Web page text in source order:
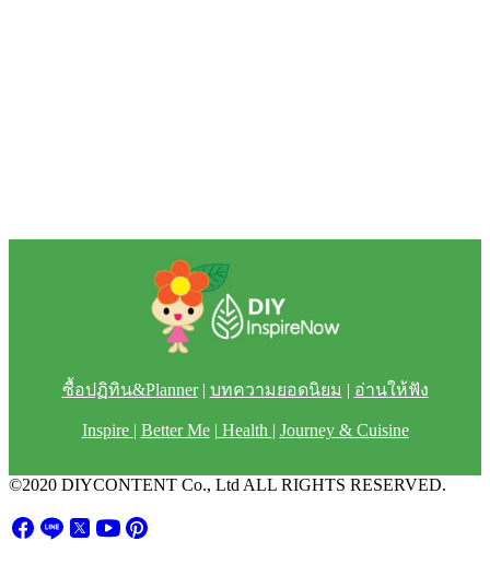
ซื้อปฏิทิน&Planner| บทความยอดนิยม | อ่านให้ฟัง
Inspire | Better Me| Health | Journey & Cuisine
©2020 DIYCONTENT Co., Ltd ALL RIGHTS RESERVED.